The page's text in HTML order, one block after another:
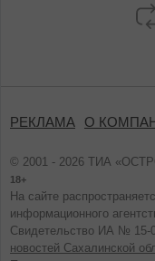
РЕКЛАМА О
© 2001 - 2026 ТИА
18+
На сайте
информационного
Свидетельство ИА № 15-
новостей Сахалинской